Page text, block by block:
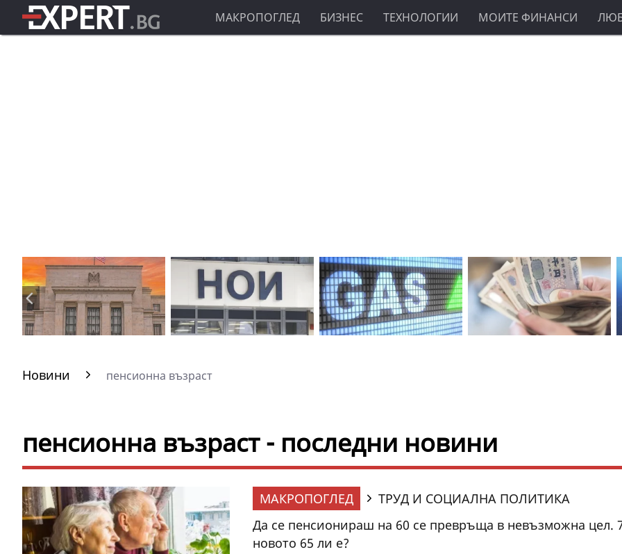
МАКРОПОГЛЕД БИЗНЕС ТЕХНОЛОГИИ МОИТЕ ФИНАНСИ
Новини пенсионна възраст
пенсионна възраст - последни новини
МАКРОПОГЛЕД
ТРУД И СОЦИАЛНА ПОЛИТИКА
Да се пенсионираш на 60 се превръща в невъзможна цел.
новото 65 ли е?